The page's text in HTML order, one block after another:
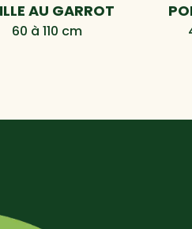
AU GARROT
60 à 110 cm